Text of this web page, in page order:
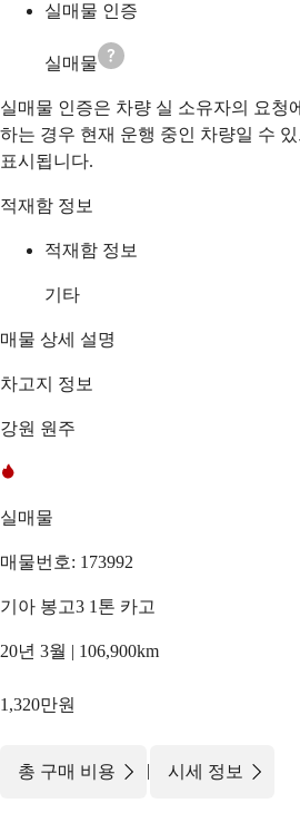
실매물 인증
실매물
실매물 인증은 차량 실 소유자의 요청
하는 경우 현재 운행 중인 차량일 수
표시됩니다.
적재함 정보
적재함 정보
기타
매물 상세 설명
차고지 정보
강원 원주
실매물
매물번호: 173992
기아 봉고3 1톤 카고
20년 3월 | 106,900km
1,320만원
총 구매 비용 | 시세 정보